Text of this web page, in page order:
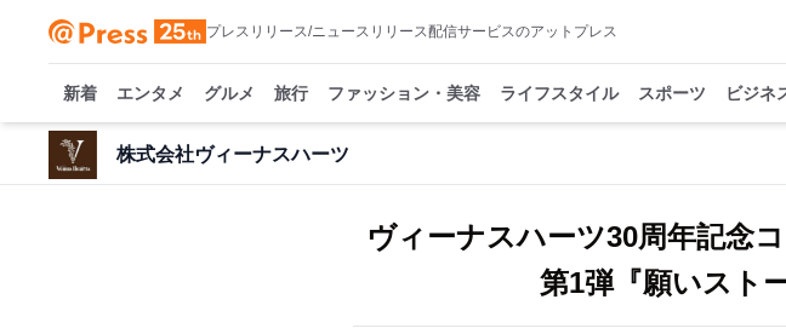
プレスリリース/ニュースリリース配信サービスのアットプレス
新着 エンタメ グルメ 旅行 ファッション・美容 ライフスタイル スポーツ ビジネ
株式会社ヴィーナスハーツ
ヴィーナスハーツ30周年記念
第1弾『願いスト